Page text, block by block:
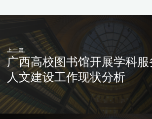
上一篇
广西高校图书馆开展学科
人文建设工作现状分析